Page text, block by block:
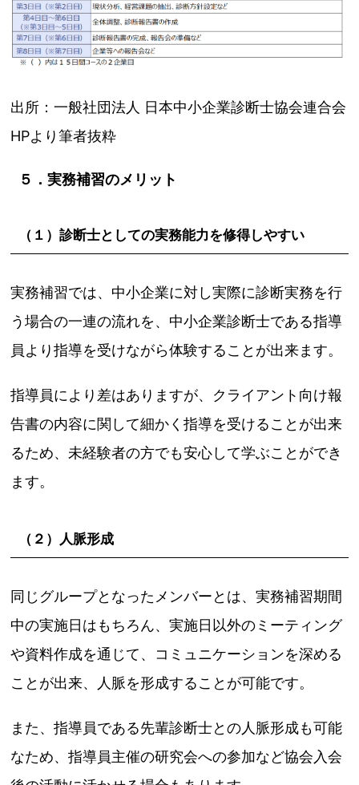
出所：一般社団法人 日本中小企業診断士協会連合会
HPより筆者抜粋
５．実務補習のメリット
（１）診断士としての実務能力を修得しやすい
実務補習では、中小企業に対し実際に診断実務を行
う場合の一連の流れを、中小企業診断士である指導
員より指導を受けながら体験することが出来ます。
指導員により差はありますが、クライアント向け報
告書の内容に関して細かく指導を受けることが出来
るため、未経験者の方でも安心して学ぶことができ
ます。
（２）人脈形成
同じグループとなったメンバーとは、実務補習期間
中の実施日はもちろん、実施日以外のミーティング
や資料作成を通じて、コミュニケーションを深める
ことが出来、人脈を形成することが可能です。
また、指導員である先輩診断士との人脈形成も可能
なため、指導員主催の研究会への参加など協会入会